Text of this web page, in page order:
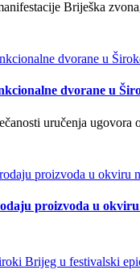
Briješka
dvorane u
uručenja ugovora
proizvoda u